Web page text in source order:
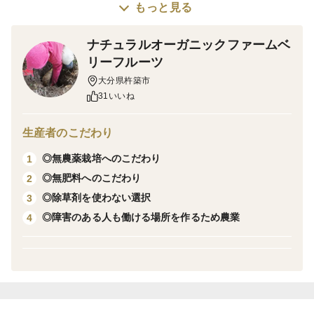
皮も薄くそのままハチミツ漬けなどにも適しています。
(種なしの品種ですが、数個入る場合もあります）
農薬不使用で防腐剤も使っていないので皮の栄養もまる
和にも洋にもレモンと同じように使えます。
飲用にしても酸味がまろやかなので、飲みやすい柑橘で
ビタミンCも豊富でこれからの季節の免疫力アップに自
もっと見る
ナチュラルオーガニックファームベ
リーフルーツ
大分県杵築市
31いいね
生産者のこだわり
1
◎無農薬栽培へのこだわり
2
◎無肥料へのこだわり
3
◎除草剤を使わない選択
4
◎障害のある人も働ける場所を作るため農業